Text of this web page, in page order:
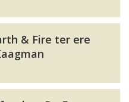
& Fire ter ere